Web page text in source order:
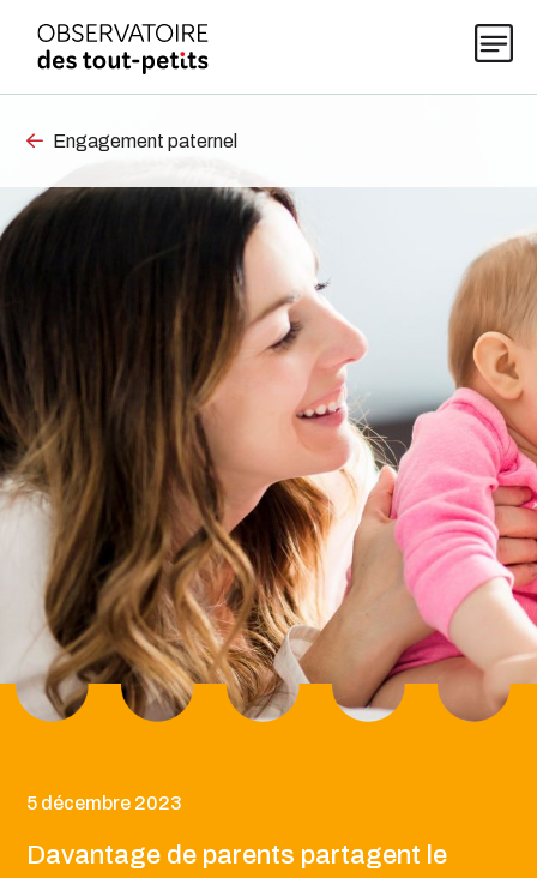
Thématiques
Explorer les données 0-5
Publications
Actualités
À propos
Engagement paternel
5 décembre 2023
Davantage de parents partagent le